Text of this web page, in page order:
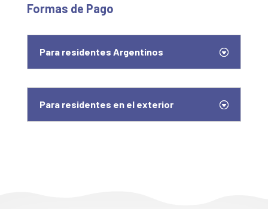
Formas de Pago
Para residentes Argentinos
Para residentes en el exterior